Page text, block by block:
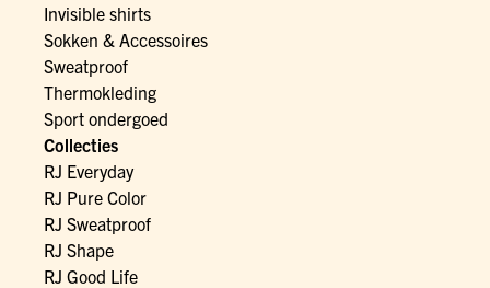
Invisible shirts
Sokken & Accessoires
Sweatproof
Thermokleding
Sport ondergoed
Collecties
RJ Everyday
RJ Pure Color
RJ Sweatproof
RJ Shape
RJ Good Life